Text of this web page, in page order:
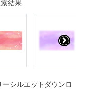
結果
シルエットダウンロ